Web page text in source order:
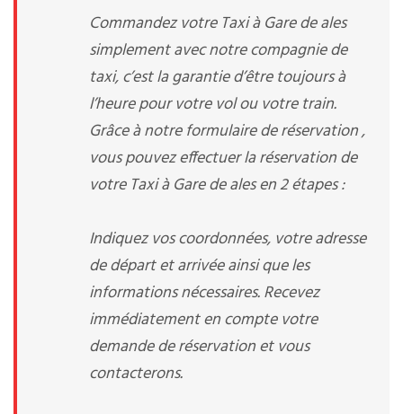
Commandez votre Taxi à Gare de ales
simplement avec notre compagnie de
taxi, c’est la garantie d’être toujours à
l’heure pour votre vol ou votre train.
Grâce à notre formulaire de réservation ,
vous pouvez effectuer la réservation de
votre Taxi à Gare de ales en 2 étapes :
Indiquez vos coordonnées, votre adresse
de départ et arrivée ainsi que les
informations nécessaires. Recevez
immédiatement en compte votre
demande de réservation et vous
contacterons.